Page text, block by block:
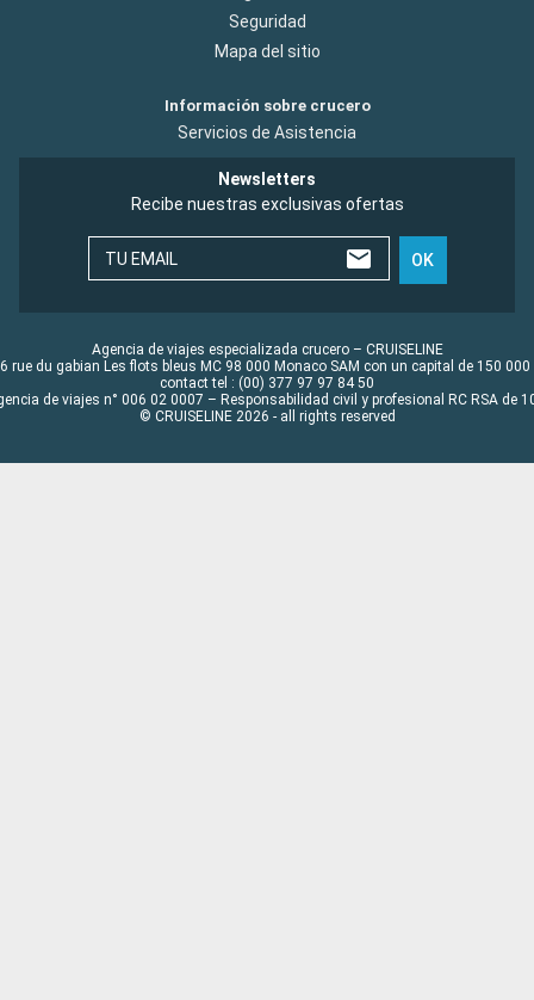
Seguridad
Mapa del sitio
Información sobre crucero
Servicios de Asistencia
Newsletters
Recibe nuestras exclusivas ofertas
TU EMAIL OK
Agencia de viajes especializada crucero – CRUISELINE
rue du gabian Les flots bleus MC 98 000 Monaco SAM con un capital de 150 000
contact tel : (00) 377 97 97 84 50
de viajes n° 006 02 0007 – Responsabilidad civil y profesional RC RSA de
© CRUISELINE 2026 - all rights reserved